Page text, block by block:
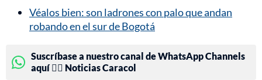
Véalos bien: son ladrones con palo que andan
robando en el sur de Bogotá
Suscríbase a nuestro canal de WhatsApp Channels
aquí 👉🏻 Noticias Caracol